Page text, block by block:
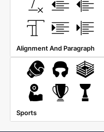
Alignment And Paragraph
Sports